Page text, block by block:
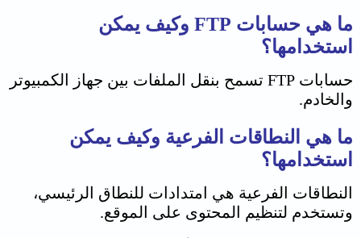
ما هي حسابات FTP وكيف يمكن
استخدامها؟
حسابات FTP تسمح بنقل الملفات بين جهاز الكمبيوتر
والخادم.
ما هي النطاقات الفرعية وكيف يمكن
استخدامها؟
النطاقات الفرعية هي امتدادات للنطاق الرئيسي،
وتستخدم لتنظيم المحتوى على الموقع.